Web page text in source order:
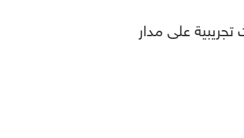
2027، من أجل إجراء رحلات تجريبية على مدار